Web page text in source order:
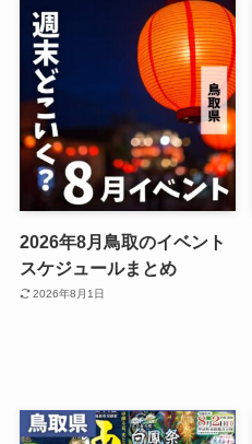
2026年8月鳥取のイベント
スケジュールまとめ
2026年8月1日